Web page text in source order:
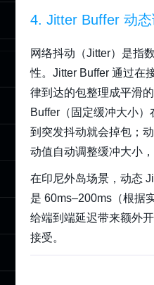
4. Jitter Buffer 动
网络抖动（Jitter）是指
性。Jitter Buffer 通过在
律到达的包整理成平滑
Buffer（固定缓冲大小
到突发抖动就会掉包；
动值自动调整缓冲大小
在印尼外岛场景，动态
是 60ms–200ms（根据
给端到端延迟带来额外
接受。